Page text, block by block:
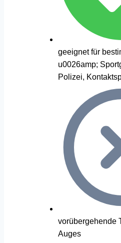
geeignet für
u0026amp;
Polizei,
vorübergehende
Auges